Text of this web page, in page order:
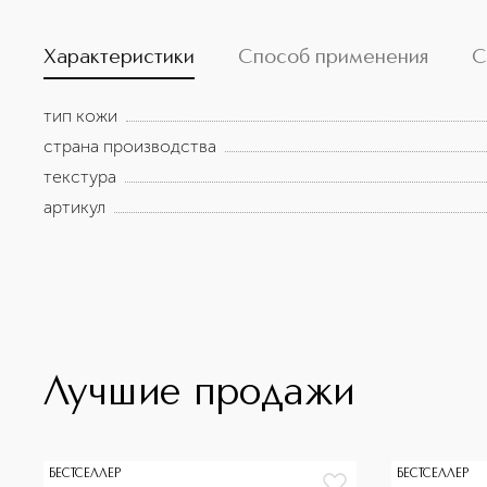
кислоту для поддержания увлажненности кожи -
серебряном футляре от-кутюр с инициалами «CD» от
Характеристики Способ применения
тип кожи
страна производства
текстура
артикул
Лучшие продажи
БЕСТСЕЛЛЕР БЕСТСЕЛЛЕР